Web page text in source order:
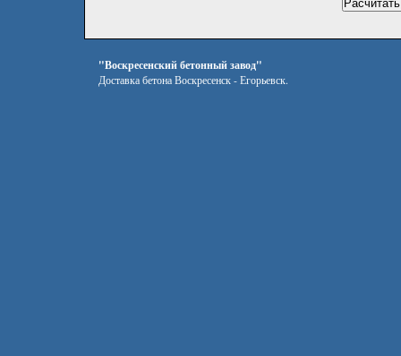
"Воскресенский бетонный завод"
Доставка бетона Воскресенск - Егорьевск.